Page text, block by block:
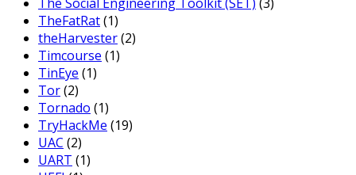
TheFatRat(1)
theHarvester(2)
Timcourse (1)
TinEye (1)
Tor(2)
Tornado (1)
TryHackMe (19)
UAC (2)
UART (1)